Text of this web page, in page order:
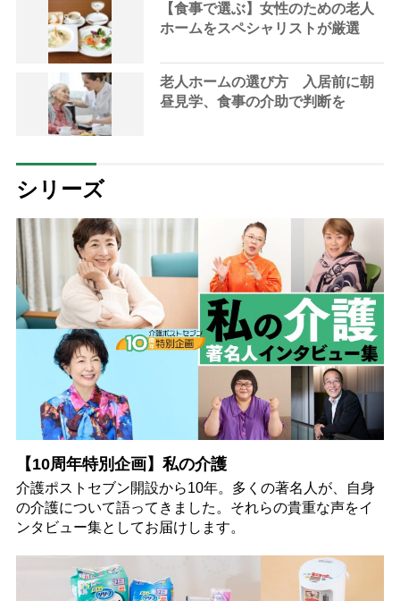
【食事で選ぶ】女性のための老人
ホームをスペシャリストが厳選
老人ホームの選び方 入居前に朝
昼見学、食事の介助で判断を
シリーズ
【10周年特別企画】私の介護
介護ポストセブン開設から10年。多くの著名人が、自身
の介護について語ってきました。それらの貴重な声をイ
ンタビュー集としてお届けします。